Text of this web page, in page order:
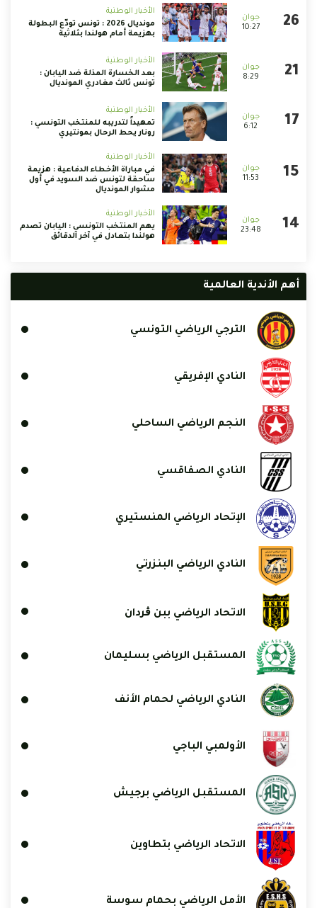
10:27
الأخبار الوطنية
مونديال 2026 : تونس تودّع البطولة
بهزيمة أمام هولندا بثلاثية
8:29
الأخبار الوطنية
بعد الخسارة المذلة ضد اليابان :
تونس ثالث مغادري المونديال
6:12
الأخبار الوطنية
تمهيداً لتدريبه للمنتخب التونسي :
رونار يحط الرحال بمونتيري
11:53
الأخبار الوطنية
في مباراة الأخطاء الدفاعية : هزيمة
ساحقة لتونس ضد السويد في أول
مشوار المونديال
23:48
الأخبار الوطنية
يهم المنتخب التونسي : اليابان تصدم
هولندا بتعادل في آخر الدقائق
أهم الأندية العالمية
الترجي الرياضي التونسي
النادي الإفريقي
النجم الرياضي الساحلي
النادي الصفاقسي
الإتحاد الرياضي المنستيري
النادي الرياضي البنزرتي
الاتحاد الرياضي ببن ڨردان
المستقبل الرياضي بسليمان
النادي الرياضي لحمام الأنف
الأولمبي الباجي
المستقبل الرياضي برجيش
الاتحاد الرياضي بتطاوين
الأمل الرياضي بحمام سوسة